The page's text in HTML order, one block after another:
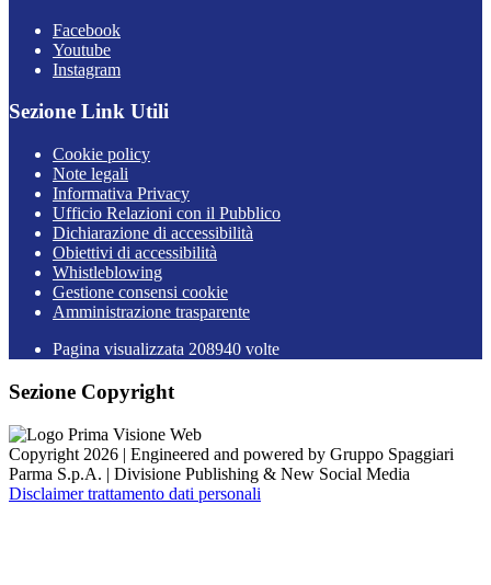
Facebook
Youtube
Instagram
Sezione Link Utili
Cookie policy
Note legali
Informativa Privacy
Ufficio Relazioni con il Pubblico
Dichiarazione di accessibilità
Obiettivi di accessibilità
Whistleblowing
Gestione consensi cookie
Amministrazione trasparente
Pagina visualizzata 208940 volte
Sezione Copyright
Copyright 2026 | Engineered and powered by Gruppo Spaggiari
Parma S.p.A. | Divisione Publishing & New Social Media
Disclaimer trattamento dati personali